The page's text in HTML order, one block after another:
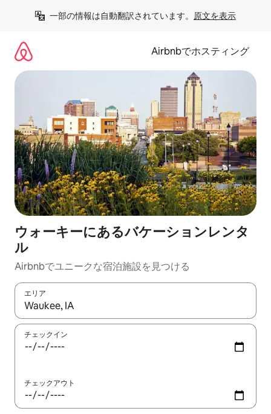
一部の情報は自動翻訳されています。 原文を表示
Airbnbでホスティング
ウォーキーにあるバケーションレンタ
ル
Airbnbでユニークな宿泊施設を見つける
エリア
検索結果が表示されたら、上下の矢印キーを使って移動するか
チェックイン
チェックアウト